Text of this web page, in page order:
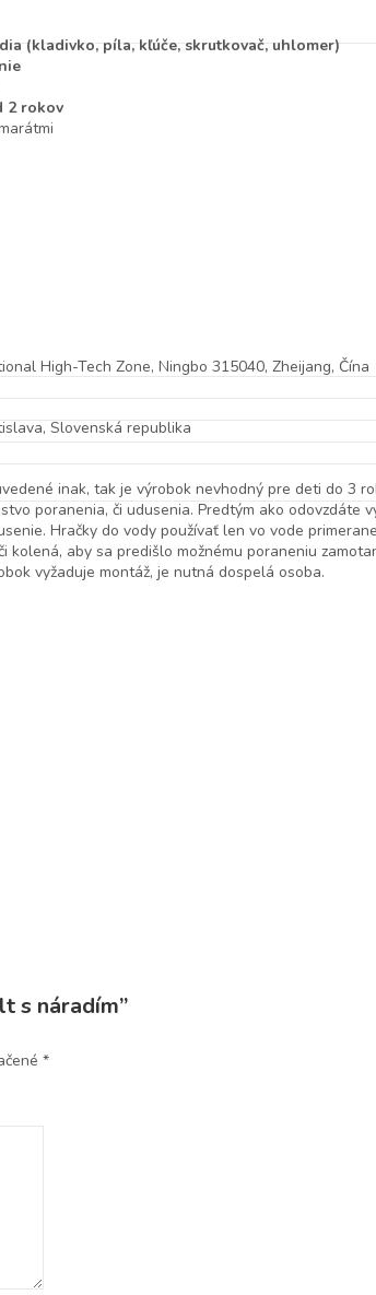
(kladivko, píla, kľúče, skrutkovač, uhlomer)
2 rokov
High-Tech Zone, Ningbo 315040, Zheijang, Čína
Slovenská republika
inak, tak je výrobok nevhodný pre deti do 3
poranenia, či udusenia. Predtým ako
Hračky do vody používať len vo vode
aby sa predišlo možnému poraneniu
vyžaduje montáž, je nutná dospelá osoba.
s náradím”
*